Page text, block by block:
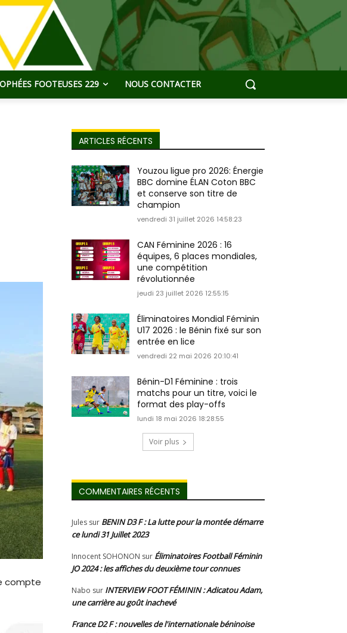
FOOTEUSES 229 NOUS CONTACTER
compte
ARTICLES RÉCENTS
Youzou ligue pro 2026: Énergie
BBC domine ÉLAN Coton BBC
et conserve son titre de
champion
vendredi 31 juillet 2026 14:58:23
CAN Féminine 2026 : 16
équipes, 6 places mondiales,
une compétition
révolutionnée
jeudi 23 juillet 2026 12:55:15
Éliminatoires Mondial Féminin
U17 2026 : le Bénin fixé sur son
entrée en lice
vendredi 22 mai 2026 20:10:41
Bénin-D1 Féminine : trois
matchs pour un titre, voici le
format des play-offs
lundi 18 mai 2026 18:28:55
Voir plus
COMMENTAIRES RÉCENTS
Jules sur BENIN D3 F : La lutte pour la montée démarre
ce lundi 31 Juillet 2023
Innocent SOHONON sur Éliminatoires Football Féminin
JO 2024 : les affiches du deuxième tour connues
Nabo sur INTERVIEW FOOT FÉMININ : Adicatou Adam,
une carrière au goût inachevé
France D2 F : nouvelles de l'internationale béninoise